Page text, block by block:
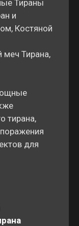
Тираны
и
Костяной
меч Тирана,
тирана,
для